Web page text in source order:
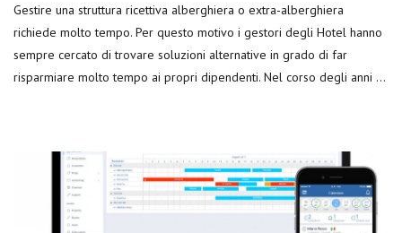
Gestire una struttura ricettiva alberghiera o extra-alberghiera
richiede molto tempo. Per questo motivo i gestori degli Hotel hanno
sempre cercato di trovare soluzioni alternative in grado di far
risparmiare molto tempo ai propri dipendenti. Nel corso degli anni …